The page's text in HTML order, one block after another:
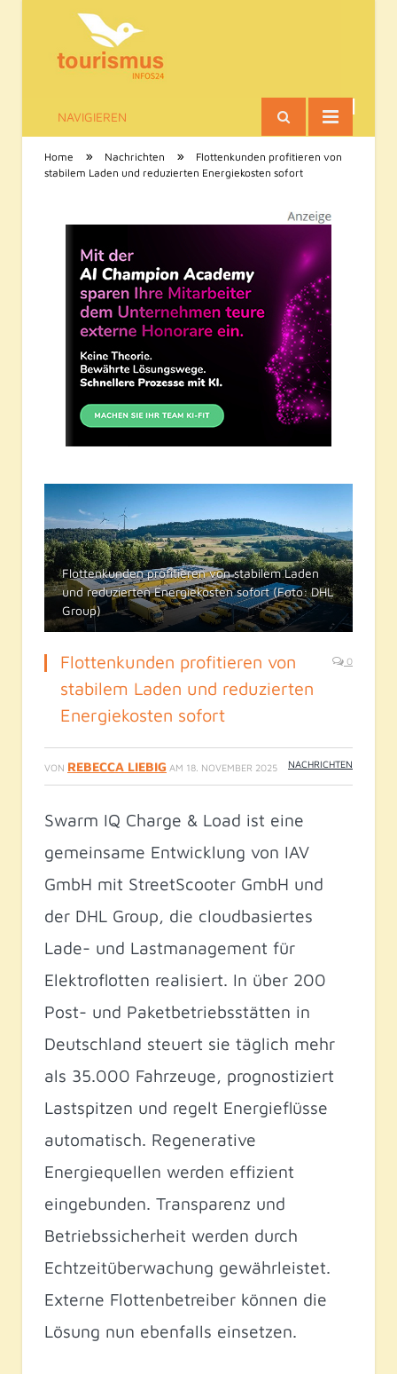
Tourismus-Infos
NAVIGIEREN
Home » Nachrichten »
Flottenkunden profitieren von
stabilem Laden und reduzierten Energiekosten sofort
Flottenkunden profitieren von stabilem Laden
und reduzierten Energiekosten sofort (Foto: DHL
Group)
Flottenkunden profitieren von
stabilem Laden und reduzierten
Energiekosten sofort
0
VON REBECCA LIEBIG AM 18. NOVEMBER 2025 NACHRICHTEN
Swarm IQ Charge & Load ist eine
gemeinsame Entwicklung von IAV
GmbH mit StreetScooter GmbH und
der DHL Group, die cloudbasiertes
Lade- und Lastmanagement für
Elektroflotten realisiert. In über 200
Post- und Paketbetriebsstätten in
Deutschland steuert sie täglich mehr
als 35.000 Fahrzeuge, prognostiziert
Lastspitzen und regelt Energieflüsse
automatisch. Regenerative
Energiequellen werden effizient
eingebunden. Transparenz und
Betriebssicherheit werden durch
Echtzeitüberwachung gewährleistet.
Externe Flottenbetreiber können die
Lösung nun ebenfalls einsetzen.